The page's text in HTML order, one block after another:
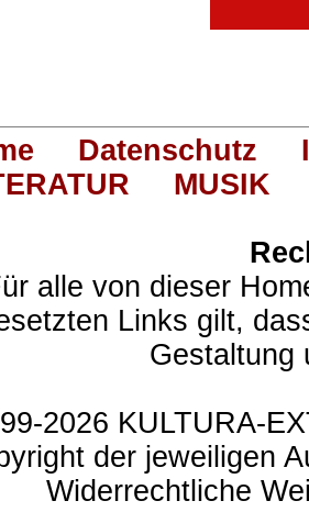
Datenschutz
MUSIK
alle von dieser
Links gilt,
Gestaltung
2026 KULTURA-
der jeweiligen
Widerrechtliche